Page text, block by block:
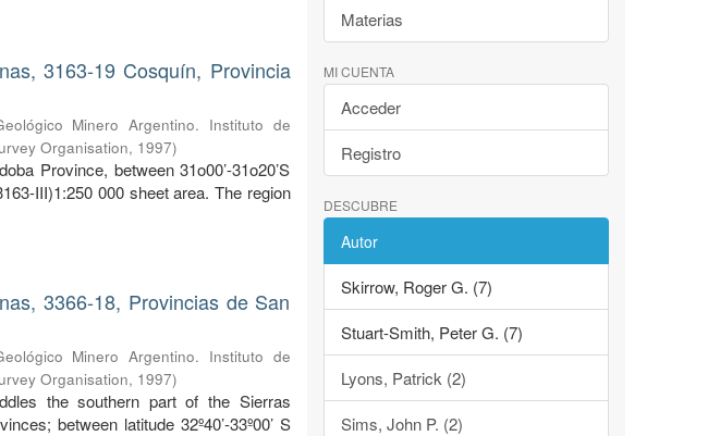
3163-19 Cosquín, Provincia
Minero Argentino. Instituto de
Organisation, 1997)
Province, between 31o00’-31o20’S
III)1:250 000 sheet area. The region
3366-18, Provincias de San
Minero Argentino. Instituto de
Organisation, 1997)
the southern part of the Sierras
between latitude 32º40’-33º00’ S
Materias
MI CUENTA
Acceder
Registro
DESCUBRE
Autor
Skirrow, Roger G. (7)
Stuart-Smith, Peter G. (7)
Lyons, Patrick (2)
Sims, John P. (2)